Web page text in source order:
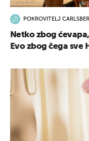
POKROVITELJ
Netko zbog
Evo zbog čega